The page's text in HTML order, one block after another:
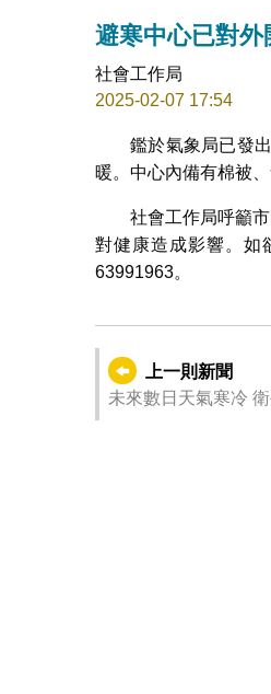
避寒中心已對外
社會工作局
2025-02-07 17:54
鑑於氣象局已發
暖。中心內備有棉被
社會工作局呼籲
對健康造成影響。如
63991963。
上一則新聞
未